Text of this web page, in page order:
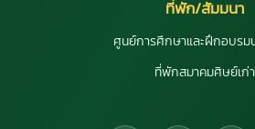
ที่พัก/สัมมนา
ศูนย์การศึกษาและฝึกอบรม
ที่พักสมาคมศิษย์เก่า